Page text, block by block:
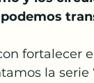
fortalecer
la